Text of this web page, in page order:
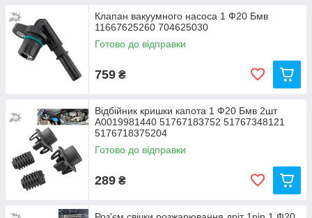
Клапан вакуумного насоса 1 Ф20 Бмв
11667625260 704625030
Готово до відправки
759 ₴
Відбійник кришки капота 1 Ф20 Бмв 2шт
A0019981440 51767183752 51767348121
5176718375204
Готово до відправки
289 ₴